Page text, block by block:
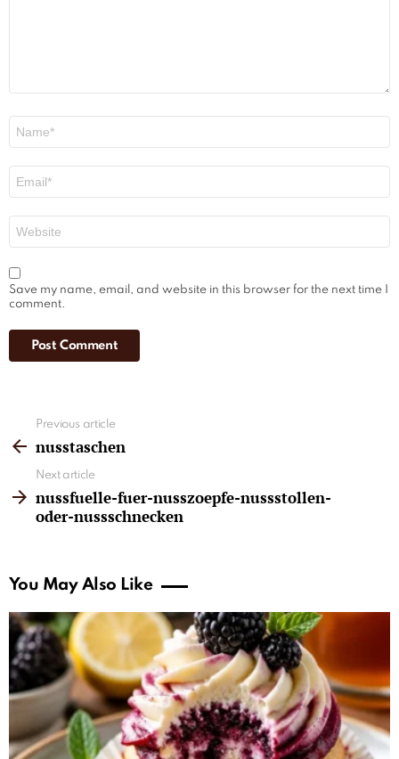
Save my name, email, and website in this browser for the next time I
comment.
more
Previous article
nusstaschen
Next article
nussfuelle-fuer-nusszoepfe-nussstollen-
oder-nussschnecken
You May Also Like